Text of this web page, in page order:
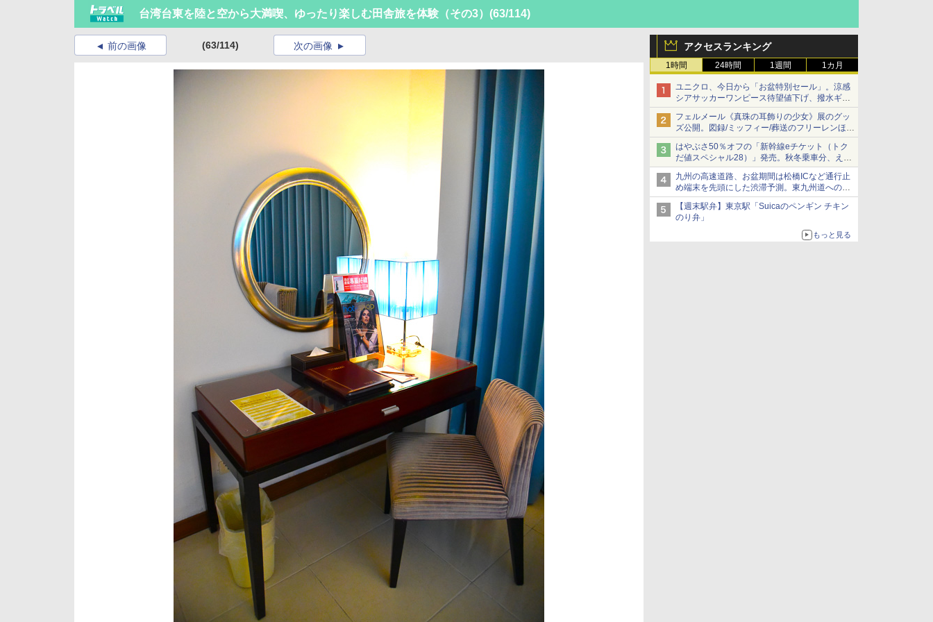
台湾台東を陸と空から大満喫、ゆったり楽しむ田舎旅を体験（その3） (63/114)
アクセスランキング
1時間 24時間 1週間 1カ月
ユニクロ、今日から「お盆特別セール」。涼感
シアサッカーワンピース待望値下げ、撥水ギア
ショーツは1990円に
フェルメール《真珠の耳飾りの少女》展のグッ
ズ公開。図録/ミッフィー/葬送のフリーレンほ
か、注目ブランドコラボが実現
はやぶさ50％オフの「新幹線eチケット（トク
だ値スペシャル28）」発売。秋冬乗車分、えき
ねっと限定
九州の高速道路、お盆期間は松橋ICなど通行止
め端末を先頭にした渋滞予測。東九州道への迂
回は料金調整を実施
【週末駅弁】東京駅「Suicaのペンギン チキン
のり弁」
もっと見る
前の画像 (63/114) 次の画像